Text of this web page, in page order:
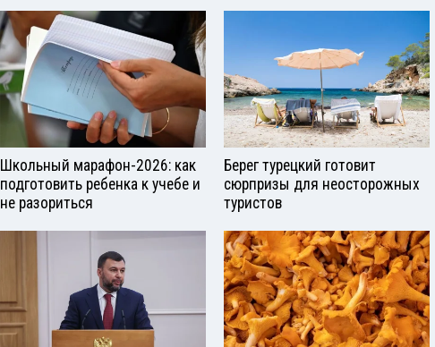
Школьный марафон-2026: как
подготовить ребенка к учебе и
не разориться
Берег турецкий готовит
сюрпризы для неосторожных
туристов